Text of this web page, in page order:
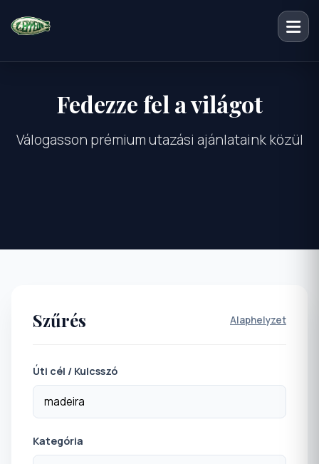
Fedezze fel a világot
Válogasson prémium utazási ajánlataink közül
Szűrés Alaphelyzet
Úti cél / Kulcsszó
Kategória